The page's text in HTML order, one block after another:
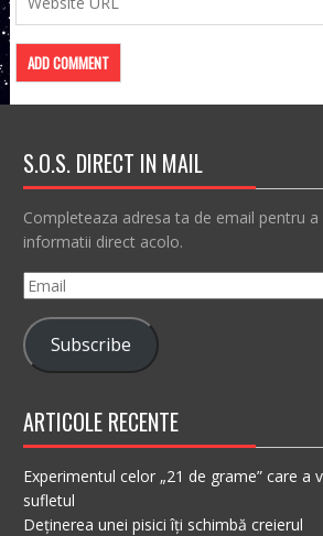
S.O.S. DIRECT IN MAIL
Completeaza adresa ta de email pentru
informatii direct acolo.
Email
Subscribe
ARTICOLE RECENTE
Experimentul celor „21 de grame” care a
sufletul
Deținerea unei pisici îți schimbă creierul